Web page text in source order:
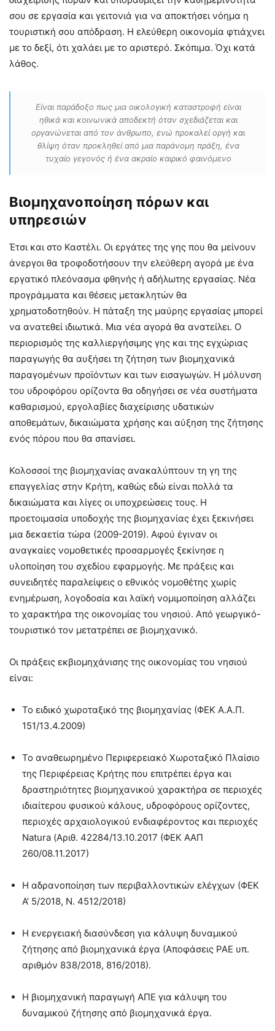
σου σε εργασία και γειτονιά για να αποκτήσει νόημα η
τουριστική σου απόδραση. Η ελεύθερη οικονομία φτιάχνει
με το δεξί, ότι χαλάει με το αριστερό. Σκόπιμα. Όχι κατά
λάθος.
Είναι παράδοξο πως μια οικολογική καταστροφή είναι
ηθικά και κοινωνικά αποδεκτή όταν σχεδιάζεται και
οργανώνεται από τον άνθρωπο, ενώ προκαλεί οργή και
θλίψη όταν προκληθεί από μια παράνομη πράξη, ένα
τυχαίο γεγονός ή ένα ακραίο καιρικό φαινόμενο
Βιομηχανοποίηση πόρων και
υπηρεσιών
Έτσι και στο Καστέλι. Οι εργάτες της γης που θα μείνουν
άνεργοι θα τροφοδοτήσουν την ελεύθερη αγορά με ένα
εργατικό πλεόνασμα φθηνής ή αδήλωτης εργασίας. Νέα
προγράμματα και θέσεις μετακλητών θα
χρηματοδοτηθούν. Η πάταξη της μαύρης εργασίας μπορεί
να ανατεθεί ιδιωτικά. Μια νέα αγορά θα ανατείλει. Ο
περιορισμός της καλλιεργήσιμης γης και της εγχώριας
παραγωγής θα αυξήσει τη ζήτηση των βιομηχανικά
παραγομένων προϊόντων και των εισαγωγών. Η μόλυνση
του υδροφόρου ορίζοντα θα οδηγήσει σε νέα συστήματα
καθαρισμού, εργολαβίες διαχείρισης υδατικών
αποθεμάτων, δικαιώματα χρήσης και αύξηση της ζήτησης
ενός πόρου που θα σπανίσει.
Κολοσσοί της βιομηχανίας ανακαλύπτουν τη γη της
επαγγελίας στην Κρήτη, καθώς εδώ είναι πολλά τα
δικαιώματα και λίγες οι υποχρεώσεις τους. Η
προετοιμασία υποδοχής της βιομηχανίας έχει ξεκινήσει
μια δεκαετία τώρα (2009-2019). Αφού έγιναν οι
αναγκαίες νομοθετικές προσαρμογές ξεκίνησε η
υλοποίηση του σχεδίου εφαρμογής. Με πράξεις και
συνειδητές παραλείψεις ο εθνικός νομοθέτης χωρίς
ενημέρωση, λογοδοσία και λαϊκή νομιμοποίηση αλλάζει
το χαρακτήρα της οικονομίας του νησιού. Από γεωργικό-
τουριστικό τον μετατρέπει σε βιομηχανικό.
Οι πράξεις εκβιομηχάνισης της οικονομίας του νησιού
είναι:
Το ειδικό χωροταξικό της βιομηχανίας (ΦΕΚ Α.Α.Π.
151/13.4.2009)
Το αναθεωρημένο Περιφερειακό Χωροταξικό Πλαίσιο
της Περιφέρειας Κρήτης που επιτρέπει έργα και
δραστηριότητες βιομηχανικού χαρακτήρα σε περιοχές
ιδιαίτερου φυσικού κάλους, υδροφόρους ορίζοντες,
περιοχές αρχαιολογικού ενδιαφέροντος και περιοχές
Natura (Αριθ. 42284/13.10.2017 (ΦΕΚ ΑΑΠ
260/08.11.2017)
Η αδρανοποίηση των περιβαλλοντικών ελέγχων (ΦΕΚ
A’ 5/2018, Ν. 4512/2018)
Η ενεργειακή διασύνδεση για κάλυψη δυναμικού
ζήτησης από βιομηχανικά έργα (Αποφάσεις ΡΑΕ υπ.
αριθμόν 838/2018, 816/2018).
Η βιομηχανική παραγωγή ΑΠΕ για κάλυψη του
δυναμικού ζήτησης από βιομηχανικά έργα.